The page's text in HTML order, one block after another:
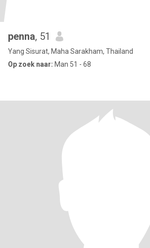
penna, 51
Yang Sisurat, Maha Sarakham, Thailand
Op zoek naar: Man 51 - 68